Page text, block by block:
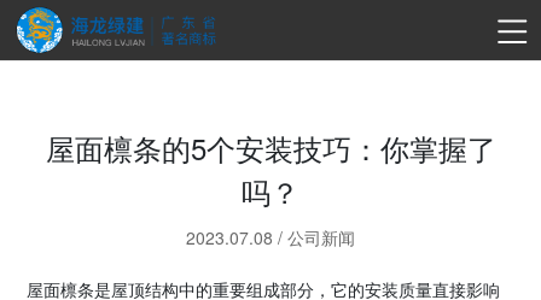
屋面檩条的5个安装技巧：你掌握了
吗？
2023.07.08 / 公司新闻
屋面檩条是屋顶结构中的重要组成部分，它的安装质量直接影响